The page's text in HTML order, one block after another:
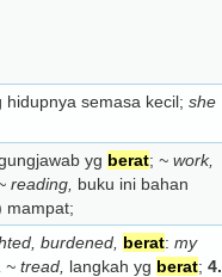
hidupnya semasa kecil; she
yg berat; ~ work,
reading, buku ini bahan
mampat;
burdened, berat: my
~ tread, langkah yg berat; 4.